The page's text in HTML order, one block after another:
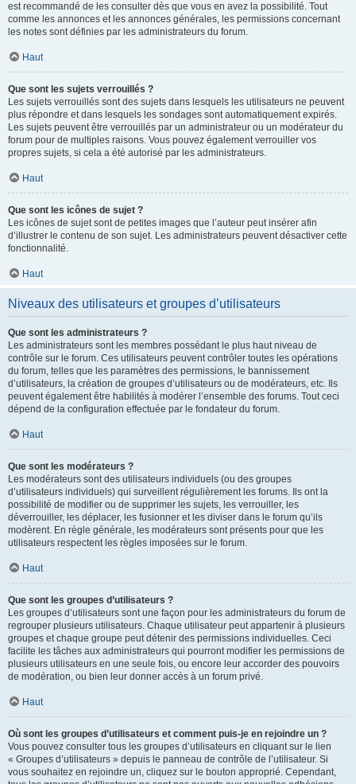
est recommandé de les consulter dès que vous en avez la possibilité. Tout
comme les annonces et les annonces générales, les permissions concernant
les notes sont définies par les administrateurs du forum.
Haut
Que sont les sujets verrouillés ?
Les sujets verrouillés sont des sujets dans lesquels les utilisateurs ne peuvent
plus répondre et dans lesquels les sondages sont automatiquement expirés.
Les sujets peuvent être verrouillés par un administrateur ou un modérateur du
forum pour de multiples raisons. Vous pouvez également verrouiller vos
propres sujets, si cela a été autorisé par les administrateurs.
Haut
Que sont les icônes de sujet ?
Les icônes de sujet sont de petites images que l’auteur peut insérer afin
d’illustrer le contenu de son sujet. Les administrateurs peuvent désactiver cette
fonctionnalité.
Haut
Niveaux des utilisateurs et groupes d’utilisateurs
Que sont les administrateurs ?
Les administrateurs sont les membres possédant le plus haut niveau de
contrôle sur le forum. Ces utilisateurs peuvent contrôler toutes les opérations
du forum, telles que les paramètres des permissions, le bannissement
d’utilisateurs, la création de groupes d’utilisateurs ou de modérateurs, etc. Ils
peuvent également être habilités à modérer l’ensemble des forums. Tout ceci
dépend de la configuration effectuée par le fondateur du forum.
Haut
Que sont les modérateurs ?
Les modérateurs sont des utilisateurs individuels (ou des groupes
d’utilisateurs individuels) qui surveillent régulièrement les forums. Ils ont la
possibilité de modifier ou de supprimer les sujets, les verrouiller, les
déverrouiller, les déplacer, les fusionner et les diviser dans le forum qu’ils
modèrent. En règle générale, les modérateurs sont présents pour que les
utilisateurs respectent les règles imposées sur le forum.
Haut
Que sont les groupes d’utilisateurs ?
Les groupes d’utilisateurs sont une façon pour les administrateurs du forum de
regrouper plusieurs utilisateurs. Chaque utilisateur peut appartenir à plusieurs
groupes et chaque groupe peut détenir des permissions individuelles. Ceci
facilite les tâches aux administrateurs qui pourront modifier les permissions de
plusieurs utilisateurs en une seule fois, ou encore leur accorder des pouvoirs
de modération, ou bien leur donner accès à un forum privé.
Haut
Où sont les groupes d’utilisateurs et comment puis-je en rejoindre un ?
Vous pouvez consulter tous les groupes d’utilisateurs en cliquant sur le lien
« Groupes d’utilisateurs » depuis le panneau de contrôle de l’utilisateur. Si
vous souhaitez en rejoindre un, cliquez sur le bouton approprié. Cependant,